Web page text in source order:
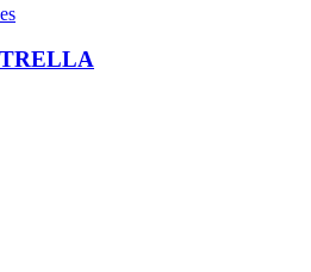
Este
tiene